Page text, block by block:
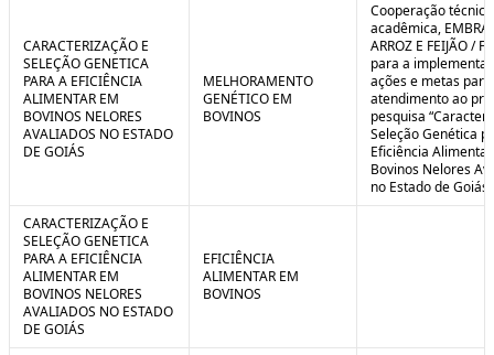
o
n
l
t
u
o
t
r
r
CARACTERIZAÇÃO E
SELEÇÃO GENETICA
PARA A EFICIÊNCIA
ALIMENTAR EM
BOVINOS NELORES
AVALIADOS NO ESTADO
DE GOIÁS
MELHORAMENTO
GENÉTICO EM
BOVINOS
Cooperação
acadêmica,
ARROZ E FEIJÃO /
para a
ações e metas
atendimento ao
pesquisa
Seleção Genética
Eficiência
Bovinos Nelores
no Estado de
CARACTERIZAÇÃO E
SELEÇÃO GENETICA
PARA A EFICIÊNCIA
ALIMENTAR EM
BOVINOS NELORES
AVALIADOS NO ESTADO
DE GOIÁS
EFICIÊNCIA
ALIMENTAR EM
BOVINOS